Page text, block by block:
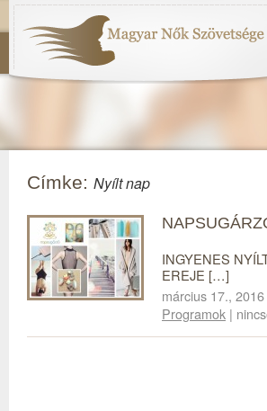
Címke: Nyílt nap
INGYENES
EREJE […]
március 17.,
Programok |